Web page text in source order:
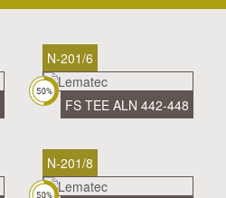
N-201/6
FS TEE ALN 442-448
N-201/8